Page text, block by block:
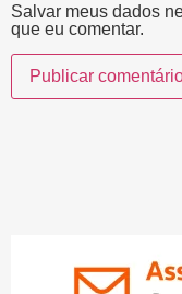
Salvar meus dados
que eu comentar.